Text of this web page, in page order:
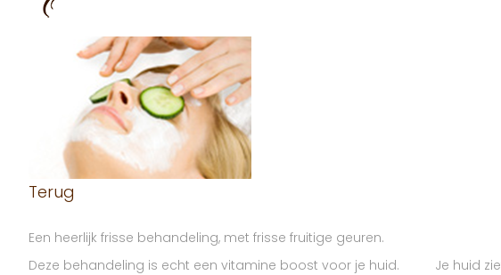
Terug
Een heerlijk frisse behandeling, met frisse fruitige geuren.
Deze behandeling is echt een vitamine boost voor je huid. Je huid ziet